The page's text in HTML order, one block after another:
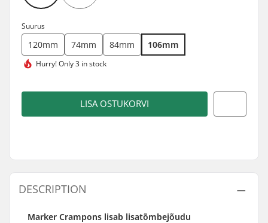
Suurus
120mm 74mm 84mm 106mm
Hurry!Only 3 in stock
LISA OSTUKORVI
DESCRIPTION
Marker Crampons lisab lisatõmbejõudu